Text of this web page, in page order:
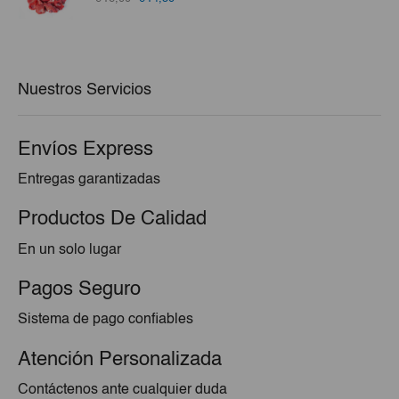
Nuestros Servicios
Envíos Express
Entregas garantizadas
Productos De Calidad
En un solo lugar
Pagos Seguro
Sistema de pago confiables
Atención Personalizada
Contáctenos ante cualquier duda